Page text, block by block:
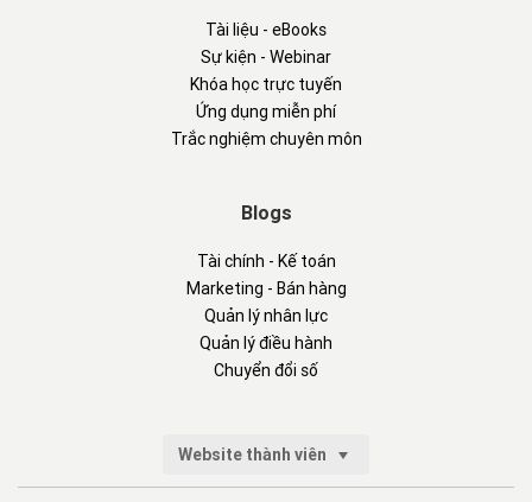
Tài liệu - eBooks
Sự kiện - Webinar
Khóa học trực tuyến
Ứng dụng miễn phí
Trắc nghiệm chuyên môn
Blogs
Tài chính - Kế toán
Marketing - Bán hàng
Quản lý nhân lực
Quản lý điều hành
Chuyển đổi số
Website thành viên